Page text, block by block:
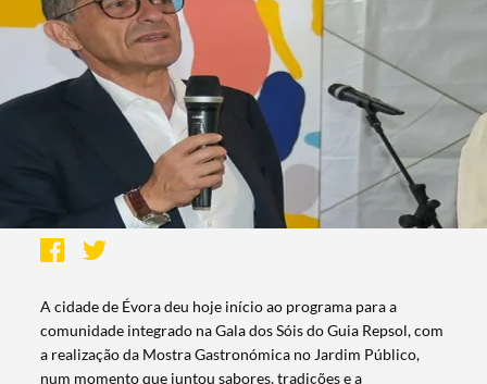
A cidade de Évora deu hoje início ao programa para a
comunidade integrado na Gala dos Sóis do Guia Repsol, com
a realização da Mostra Gastronómica no Jardim Público,
num momento que juntou sabores, tradições e a